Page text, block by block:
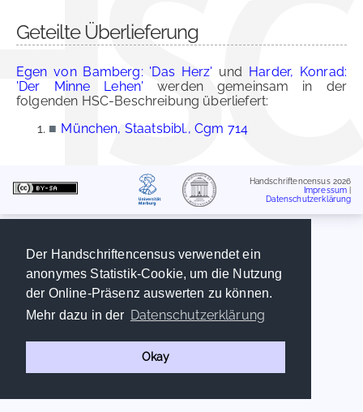
Der Handschriftencensus verwendet ein
anonymes Statistik-Cookie, um die Nutzung
der Online-Präsenz auswerten zu können.
Mehr dazu in der Datenschutzerklärung
Okay
Geteilte Überlieferung
Egen von Bamberg: 'Das Herz' und Harder, Konrad:
'Der Minne Lehen' werden gemeinsam in der
folgenden HSC-Beschreibung überliefert:
■ München, Staatsbibl., Cgm 714
Handschriftencensus 2026
Impressum
Datenschutzerklärung